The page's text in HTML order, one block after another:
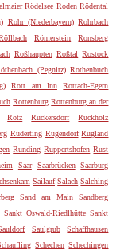
Rödelsee Roden Rödental
Rohr (Niederbayern) Rohrbach
Römerstein
Ronsberg
Roßhaupten Roßtal Rostock
(Pegnitz) Rothenbuch
Rott am Inn
Rottach-Egern
Rottenburg Rottenburg an der
Rötz Rückersdorf
Rückholz
Ruderting Rugendorf Rügland
Runding Ruppertshofen Rust
Saar Saarbrücken
Saarburg
Sailauf Salach Salching
Sand am Main
Sandberg
Sankt Oswald-Riedlhütte Sankt
Saulgrub
Schaffhausen
Schechen Schechingen